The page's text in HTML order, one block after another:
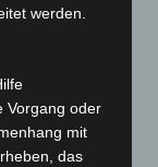
Niedersachsen
schnell
werden.
Vorgang oder
mit
das